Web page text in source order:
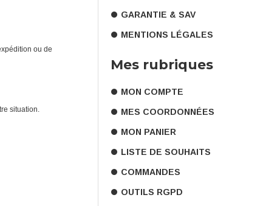
ou de
situation.
GARANTIE & SAV
MENTIONS LÉGALES
Mes rubriques
MON COMPTE
MES COORDONNÉES
MON PANIER
LISTE DE SOUHAITS
COMMANDES
OUTILS RGPD